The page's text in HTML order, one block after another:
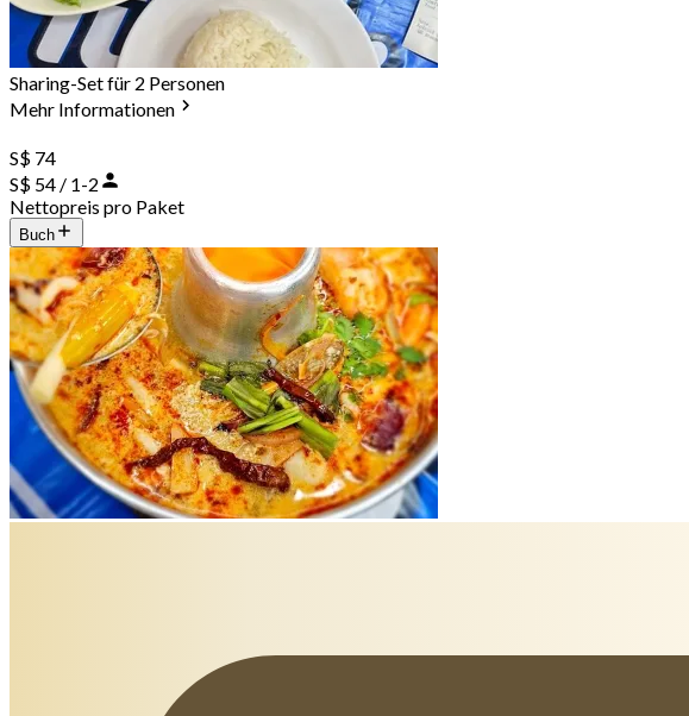
Sharing-Set für 2 Personen
Mehr Informationen
S$ 74
S$ 54 / 1-2
Nettopreis pro Paket
Buch